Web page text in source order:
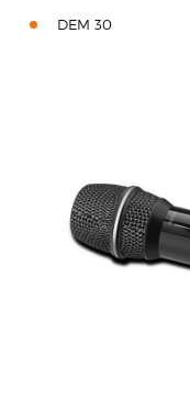
DEM 30